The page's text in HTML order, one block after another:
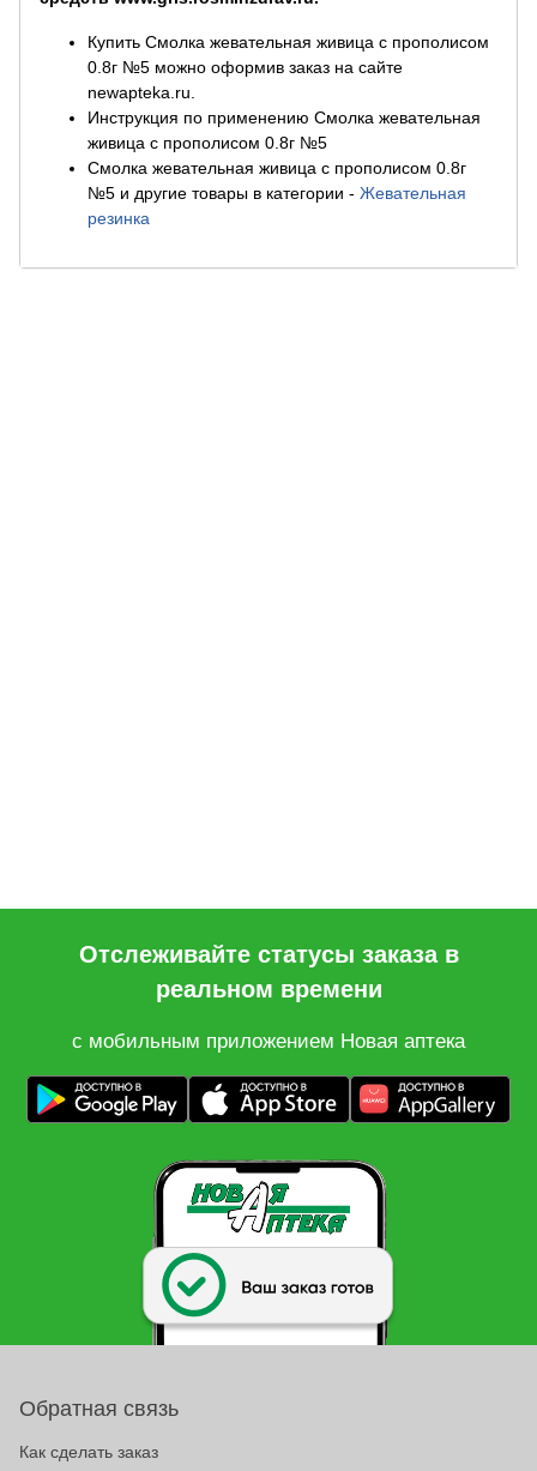
Купить Смолка жевательная живица с прополисом
0.8г №5 можно оформив заказ на сайте
newapteka.ru.
Инструкция по применению Смолка жевательная
живица с прополисом 0.8г №5
Смолка жевательная живица с прополисом 0.8г
№5 и другие товары в категории - Жевательная
резинка
Отслеживайте статусы заказа в
реальном времени
с мобильным приложением Новая аптека
Обратная связь
Как сделать заказ